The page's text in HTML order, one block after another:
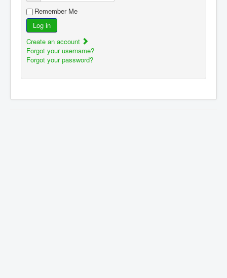
Remember Me
Log in
Create an account
Forgot your username?
Forgot your password?